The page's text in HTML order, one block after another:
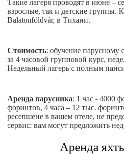
Такие лагеря проводят в июне –
взрослые, так и детские группы.
Balatonföldvár, в Тихани.
Стоимость: обучение парусному
за 4 часовой групповой курс,
Недельный лагерь с полным
Аренда парусника: 1 час - 4000
форинтов, 4 часа – 12 тыс.
ресепшене в вашем отеле, не
сервис: вам могут предложить
Аренда